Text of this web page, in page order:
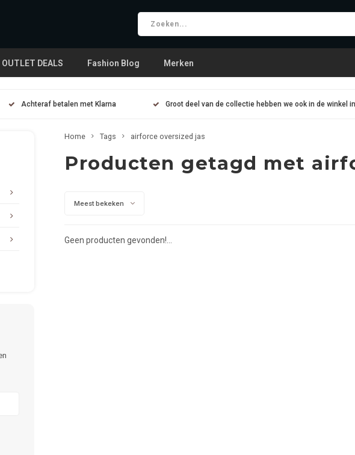
OUTLET DEALS Fashion Blog Merken
Achteraf betalen met Klarna Groot deel van de collectie hebben we ook in de winkel
Home Tags airforce oversized jas
Producten getagd met
Meest bekeken
Geen producten gevonden!...